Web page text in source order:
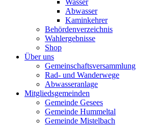
Wasser
Abwasser
Kaminkehrer
Behördenverzeichnis
Wahlergebnisse
Shop
Über uns
Gemeinschaftsversammlung
Rad- und Wanderwege
Abwasseranlage
Mitgliedsgemeinden
Gemeinde Gesees
Gemeinde Hummeltal
Gemeinde Mistelbach